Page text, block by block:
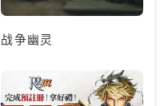
战争幽灵